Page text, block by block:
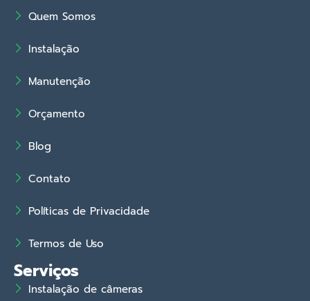
Quem Somos
Instalação
Manutenção
Orçamento
Blog
Contato
Políticas de Privacidade
Termos de Uso
Serviços
Instalação de câmeras